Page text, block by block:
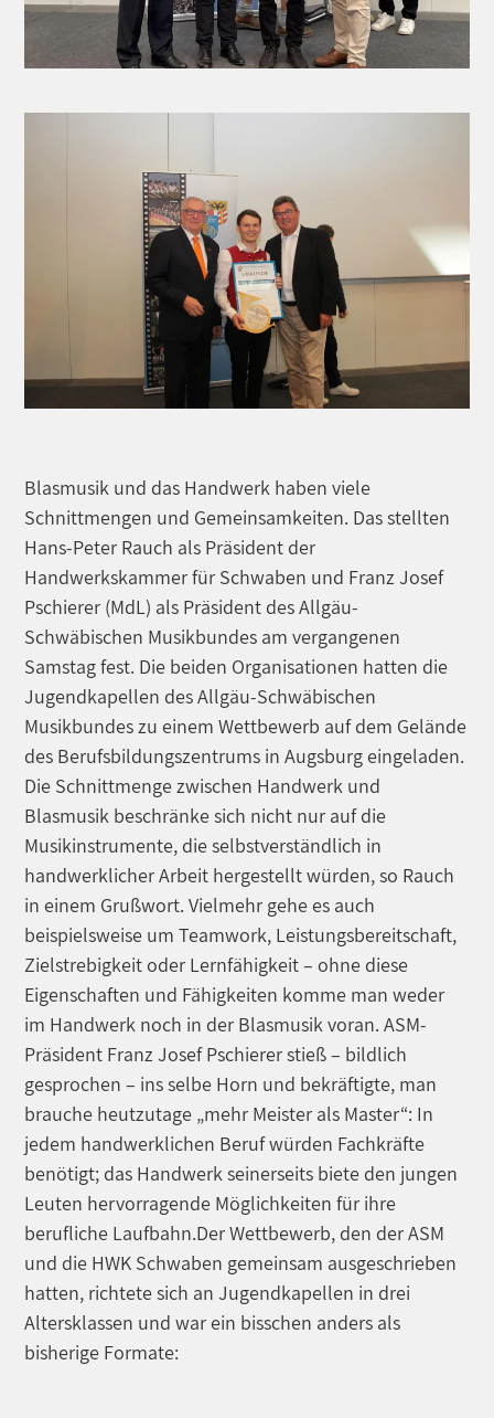
Blasmusik und das Handwerk haben viele
Schnittmengen und Gemeinsamkeiten. Das stellten
Hans-Peter Rauch als Präsident der
Handwerkskammer für Schwaben und Franz Josef
Pschierer (MdL) als Präsident des Allgäu-
Schwäbischen Musikbundes am vergangenen
Samstag fest. Die beiden Organisationen hatten die
Jugendkapellen des Allgäu-Schwäbischen
Musikbundes zu einem Wettbewerb auf dem Gelände
des Berufsbildungszentrums in Augsburg eingeladen.
Die Schnittmenge zwischen Handwerk und
Blasmusik beschränke sich nicht nur auf die
Musikinstrumente, die selbstverständlich in
handwerklicher Arbeit hergestellt würden, so Rauch
in einem Grußwort. Vielmehr gehe es auch
beispielsweise um Teamwork, Leistungsbereitschaft,
Zielstrebigkeit oder Lernfähigkeit – ohne diese
Eigenschaften und Fähigkeiten komme man weder
im Handwerk noch in der Blasmusik voran. ASM-
Präsident Franz Josef Pschierer stieß – bildlich
gesprochen – ins selbe Horn und bekräftigte, man
brauche heutzutage „mehr Meister als Master“: In
jedem handwerklichen Beruf würden Fachkräfte
benötigt; das Handwerk seinerseits biete den jungen
Leuten hervorragende Möglichkeiten für ihre
berufliche Laufbahn.Der Wettbewerb, den der ASM
und die HWK Schwaben gemeinsam ausgeschrieben
hatten, richtete sich an Jugendkapellen in drei
Altersklassen und war ein bisschen anders als
bisherige Formate: